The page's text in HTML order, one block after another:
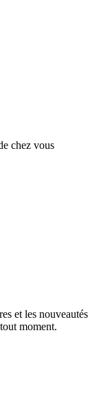
chez vous
et les nouveautés
moment.